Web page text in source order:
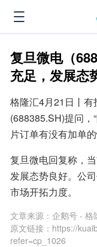
复旦微电（
充足，发展态
格隆汇4月21日丨
(688385.SH)提问，
片订单有没有加单
复旦微电回复称，
发展态势良好。公
市场开拓力度。
文章来源： 企鹅号 - 格
原文链接： https://
refer=cp_1026